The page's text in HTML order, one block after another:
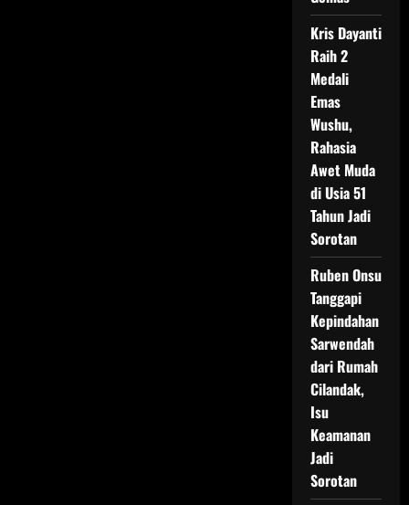
Kris Dayanti
Raih 2
Medali
Emas
Wushu,
Rahasia
Awet Muda
di Usia 51
Tahun Jadi
Sorotan
Ruben Onsu
Tanggapi
Kepindahan
Sarwendah
dari Rumah
Cilandak,
Isu
Keamanan
Jadi
Sorotan